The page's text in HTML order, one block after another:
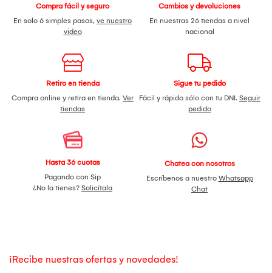
Compra fácil y seguro
En solo 6 simples pasos, ve nuestro
video
Cambios y devoluciones
En nuestras 26 tiendas a nivel
nacional
Retiro en tienda
Compra online y retira en tienda. Ver
tiendas
Sigue tu pedido
Fácil y rápido sólo con tu DNI. Seguir
pedido
Hasta 36 cuotas
Pagando con Sip
¿No la tienes? Solicítala
Chatea con nosotros
Escríbenos a nuestro Whatsapp
Chat
¡Recibe nuestras ofertas y novedades!